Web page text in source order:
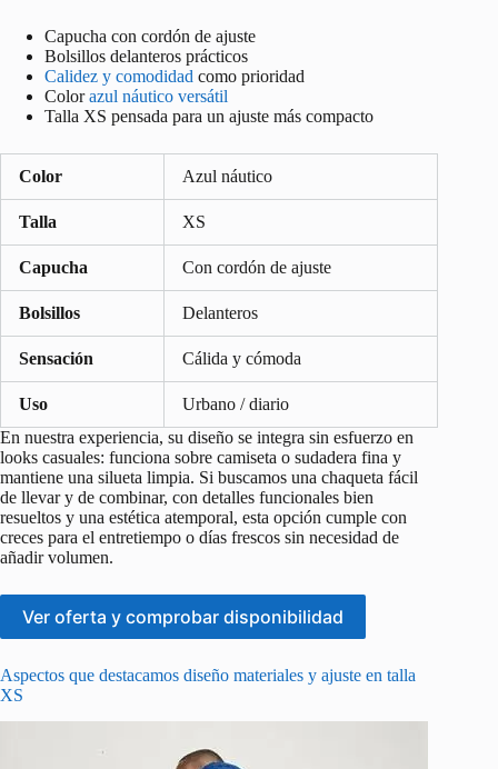
Capucha con cordón de ajuste
Bolsillos delanteros prácticos
Calidez y comodidad como prioridad
Colorazul náutico versátil
Talla XS pensada para un ajuste más compacto
Color Azul náutico
Talla XS
Capucha Con cordón de ajuste
Bolsillos Delanteros
Sensación Cálida y cómoda
Uso
Urbano / diario
En nuestra experiencia, su diseño se integra sin esfuerzo en
looks casuales: funciona sobre camiseta o sudadera fina y
mantiene una silueta limpia. Si buscamos una chaqueta fácil
de llevar y de combinar, con detalles funcionales bien
resueltos y una estética atemporal, esta opción cumple con
creces para el entretiempo o días frescos sin necesidad de
añadir volumen.
Ver oferta y comprobar disponibilidad
Aspectos que destacamos diseño materiales y ajuste en talla
XS